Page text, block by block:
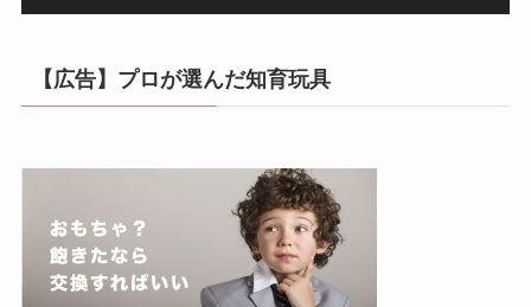
【広告】プロが選んだ知育玩具